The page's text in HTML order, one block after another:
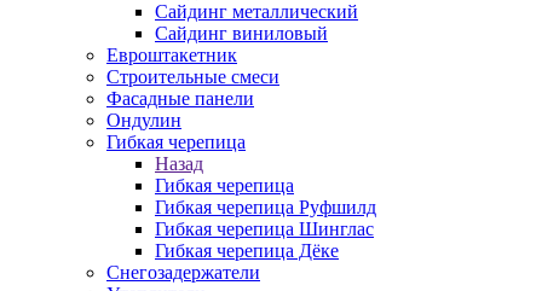
Сайдинг металлический
Сайдинг виниловый
Евроштакетник
Строительные смеси
Фасадные панели
Ондулин
Гибкая черепица
Назад
Гибкая черепица
Гибкая черепица Руфшилд
Гибкая черепица Шинглас
Гибкая черепица Дёке
Снегозадержатели